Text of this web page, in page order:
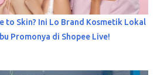
to Skin? Ini Lo Brand Kosmetik Lokal
Promonya di Shopee Live!